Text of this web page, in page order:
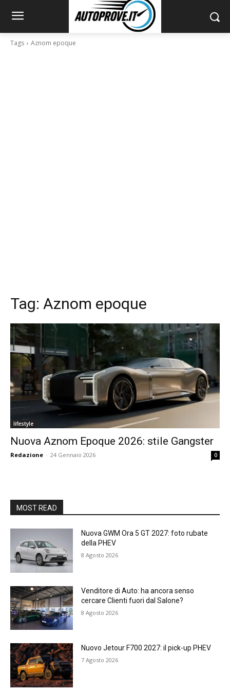
Tags Aznom epoque
Tag: Aznom epoque
lifestyle
Nuova Aznom Epoque 2026: stile Gangster
Redazione - 24 Gennaio 2026 0
MOST READ
Nuova GWM Ora 5 GT 2027: foto rubate
della PHEV
8 Agosto 2026
Venditore di Auto: ha ancora senso
cercare Clienti fuori dal Salone?
8 Agosto 2026
Nuovo Jetour F700 2027: il pick-up PHEV
7 Agosto 2026